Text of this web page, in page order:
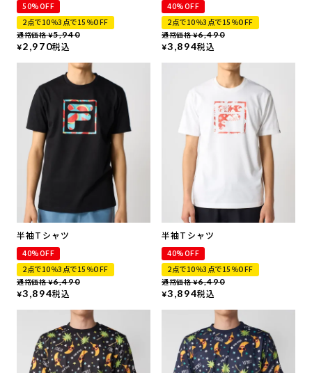
50%OFF
2点で10％3点で15％OFF
通常価格 ¥5,940
¥2,970税込
40%OFF
2点で10％3点で15％OFF
通常価格 ¥6,490
¥3,894税込
半袖Tシャツ
40%OFF
2点で10％3点で15％OFF
通常価格 ¥6,490
¥3,894税込
半袖Tシャツ
40%OFF
2点で10％3点で15％OFF
通常価格 ¥6,490
¥3,894税込